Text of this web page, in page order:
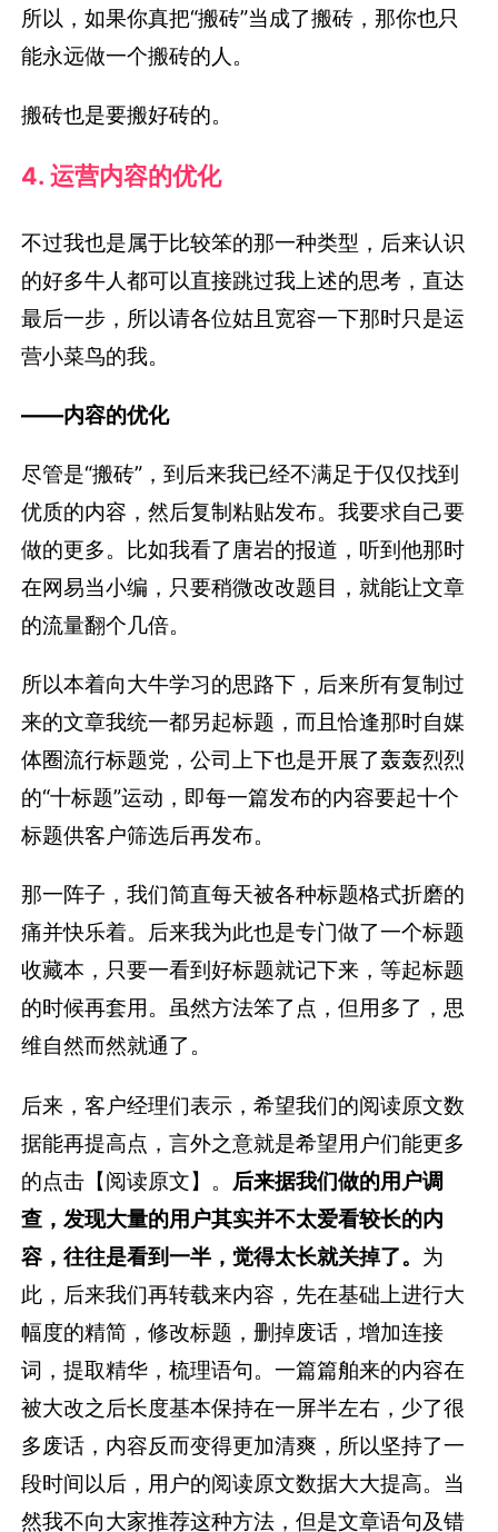
所以，如果你真把“搬砖”当成了搬砖，那你也只
能永远做一个搬砖的人。
搬砖也是要搬好砖的。
4. 运营内容的优化
不过我也是属于比较笨的那一种类型，后来认识
的好多牛人都可以直接跳过我上述的思考，直达
最后一步，所以请各位姑且宽容一下那时只是运
营小菜鸟的我。
——内容的优化
尽管是“搬砖”，到后来我已经不满足于仅仅找到
优质的内容，然后复制粘贴发布。我要求自己要
做的更多。比如我看了唐岩的报道，听到他那时
在网易当小编，只要稍微改改题目，就能让文章
的流量翻个几倍。
所以本着向大牛学习的思路下，后来所有复制过
来的文章我统一都另起标题，而且恰逢那时自媒
体圈流行标题党，公司上下也是开展了轰轰烈烈
的“十标题”运动，即每一篇发布的内容要起十个
标题供客户筛选后再发布。
那一阵子，我们简直每天被各种标题格式折磨的
痛并快乐着。后来我为此也是专门做了一个标题
收藏本，只要一看到好标题就记下来，等起标题
的时候再套用。虽然方法笨了点，但用多了，思
维自然而然就通了。
后来，客户经理们表示，希望我们的阅读原文数
据能再提高点，言外之意就是希望用户们能更多
的点击【阅读原文】。 后来据我们做的用户调
查，发现大量的用户其实并不太爱看较长的内
容，往往是看到一半，觉得太长就关掉了。 为
此，后来我们再转载来内容，先在基础上进行大
幅度的精简，修改标题，删掉废话，增加连接
词，提取精华，梳理语句。一篇篇舶来的内容在
被大改之后长度基本保持在一屏半左右，少了很
多废话，内容反而变得更加清爽，所以坚持了一
段时间以后，用户的阅读原文数据大大提高。当
然我不向大家推荐这种方法，但是文章语句及错